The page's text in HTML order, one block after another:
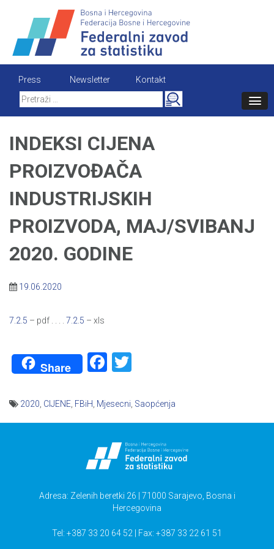
content
Press Newsletter
Kontakt
Search
for:
INDEKSI CIJENA
PROIZVOĐAČA
INDUSTRIJSKIH
PROIZVODA, MAJ/SVIBANJ
2020. GODINE
19.06.2020
7.2.5 – pdf . . . . 7.2.5 – xls
Share Facebook
2020 CIJENE FBiH Mjesecni Saopćenja
Adresa: Zelenih beretki 26 | 71000 Sarajevo, Bosna i
Hercegovina
Tel: +387 33 20 64 52 | Fax: +387 33 22 61 51